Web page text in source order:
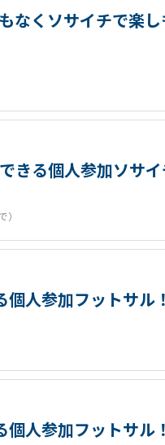
なくソサイチで楽
る個人参加ソサ
）
人参加フットサル！
人参加フットサル！